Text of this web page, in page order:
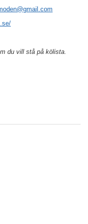
du vill stå på kölista.